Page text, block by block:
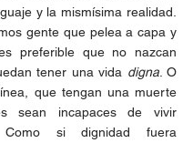
y la mismísima realidad.
gente que pelea a capa y
preferible que no nazcan
tener una vida digna. O
si dignidad fuera